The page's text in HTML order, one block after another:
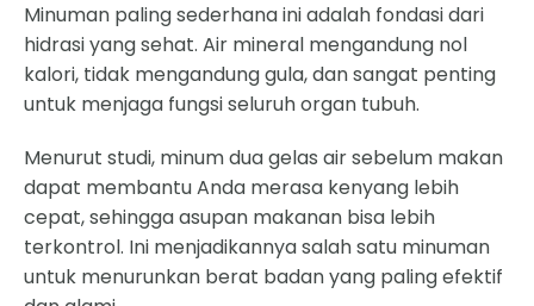
Minuman paling sederhana ini adalah fondasi dari
hidrasi yang sehat. Air mineral mengandung nol
kalori, tidak mengandung gula, dan sangat penting
untuk menjaga fungsi seluruh organ tubuh.
Menurut studi, minum dua gelas air sebelum makan
dapat membantu Anda merasa kenyang lebih
cepat, sehingga asupan makanan bisa lebih
terkontrol. Ini menjadikannya salah satu minuman
untuk menurunkan berat badan yang paling efektif